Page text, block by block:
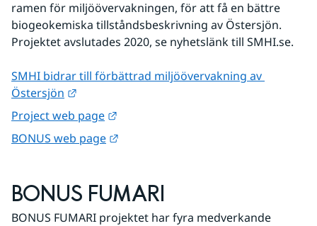
ramen för miljöövervakningen, för att få en bättre
biogeokemiska tillståndsbeskrivning av Östersjön.
Projektet avslutades 2020, se nyhetslänk till SMHI.se.
SMHI bidrar till förbättrad miljöövervakning av
Östersjön
Project web page
BONUS web page
BONUS FUMARI
BONUS FUMARI projektet har fyra medverkande